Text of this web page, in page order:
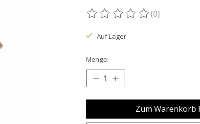
Die Bewertung dieses
(0)
Auf Lager
Menge:
Zum Warenkorb